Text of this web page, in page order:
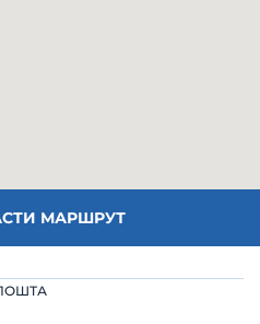
МАРШРУТ
ПОШТА